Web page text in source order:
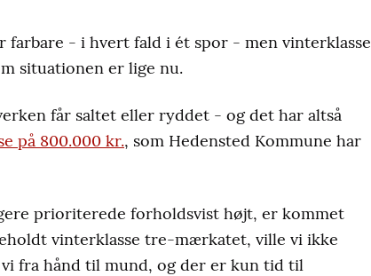
farbare - i hvert fald i ét spor - men vinterklasse
situationen er lige nu.
får saltet eller ryddet - og det har altså
på 800.000 kr., som Hedensted Kommune har
prioriterede forholdsvist højt, er kommet
vinterklasse tre-mærkatet, ville vi ikke
fra hånd til mund, og der er kun tid til